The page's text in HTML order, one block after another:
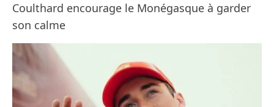
Coulthard encourage le Monégasque à garder
son calme